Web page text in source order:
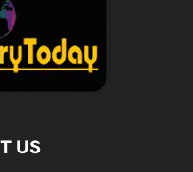
US